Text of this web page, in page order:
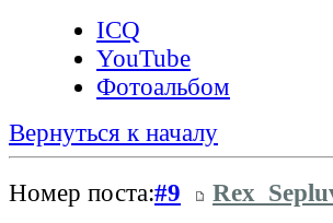
ICQ
YouTube
Фотоальбом
Вернуться к началу
Номер поста:#9